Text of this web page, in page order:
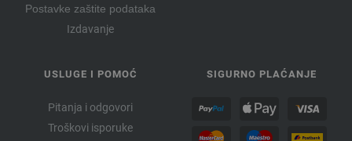
Postavke zaštite podataka
Izdavanje
USLUGE I POMOĆ
Pitanja i odgovori
Troškovi isporuke
SIGURNO PLAĆANJE